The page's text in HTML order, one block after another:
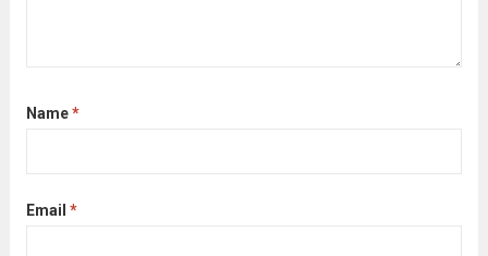
Name*
Email *